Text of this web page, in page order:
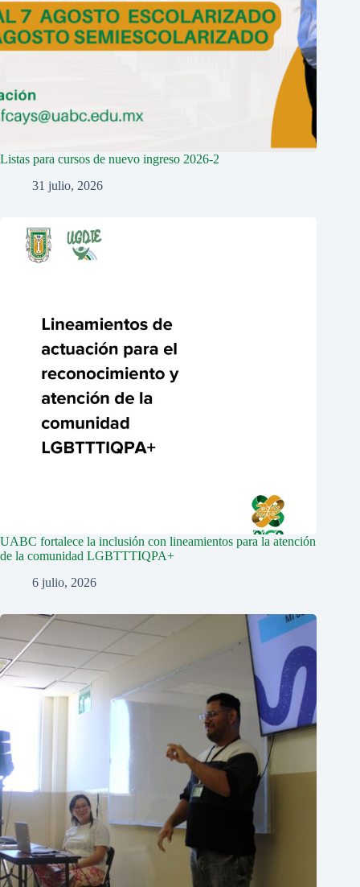
Listas para cursos de nuevo ingreso 2026-2
31 julio, 2026
UABC fortalece la inclusión con lineamientos para la atención
de la comunidad LGBTTTIQPA+
6 julio, 2026